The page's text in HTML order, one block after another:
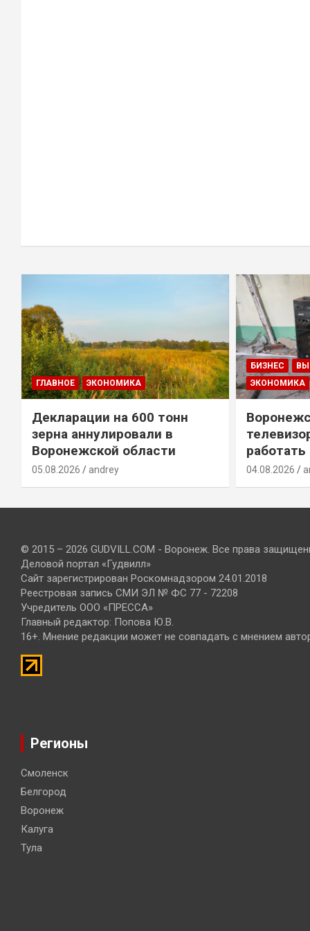
ГЛАВНОЕ ЭКОНОМИКА
Декларации на 600 тонн
зерна аннулировали в
Воронежской области
05.08.2026 andrey
БИЗНЕС
ЭКОНОМИКА
работать
04.08.2026
© 2015 – 2026 GUDVILL.COM - Воронеж. Все права
Деловой портал «Гудвилл»
Сайт зарегистрирован Роскомнадзором 24.01.2018
Реестровая запись СМИ ЭЛ № ФС 77 - 72208
Учредитель ООО «ПРЕССА»
Главный редактор: Попова Ю.В.
16+. Мнение редакции может не совпадать с мнением
Регионы
Смоленск
Белгород
Воронеж
Калуга
Тула